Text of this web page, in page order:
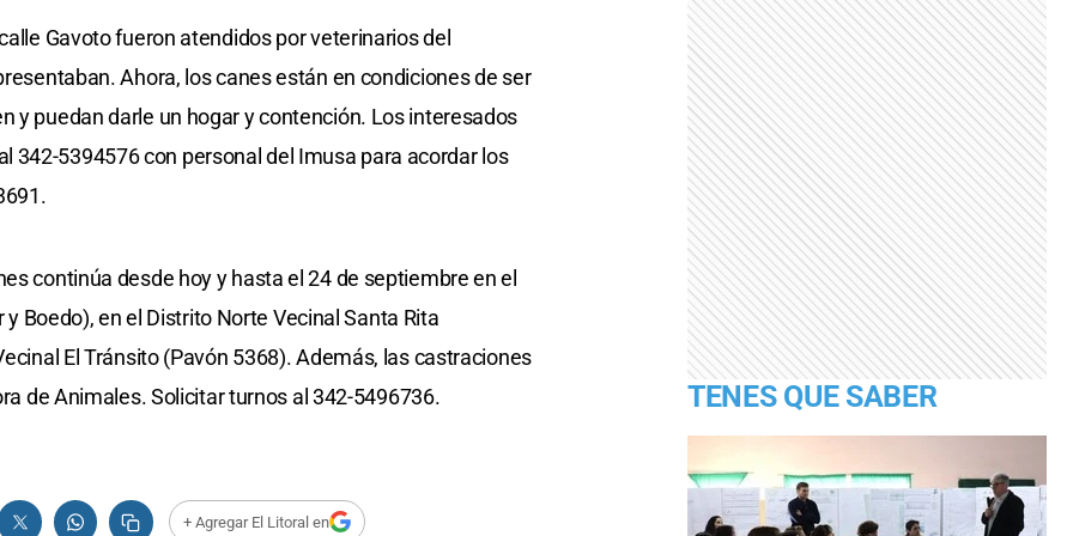
Gavoto fueron atendidos por veterinarios del
Ahora, los canes están en condiciones de ser
y puedan darle un hogar y contención. Los interesados
342-5394576 con personal del Imusa para acordar los
continúa desde hoy y hasta el 24 de septiembre en el
Boedo), en el Distrito Norte Vecinal Santa Rita
El Tránsito (Pavón 5368). Además, las castraciones
de Animales. Solicitar turnos al 342-5496736.
+ Agregar El Litoral en
TENES QUE SABER